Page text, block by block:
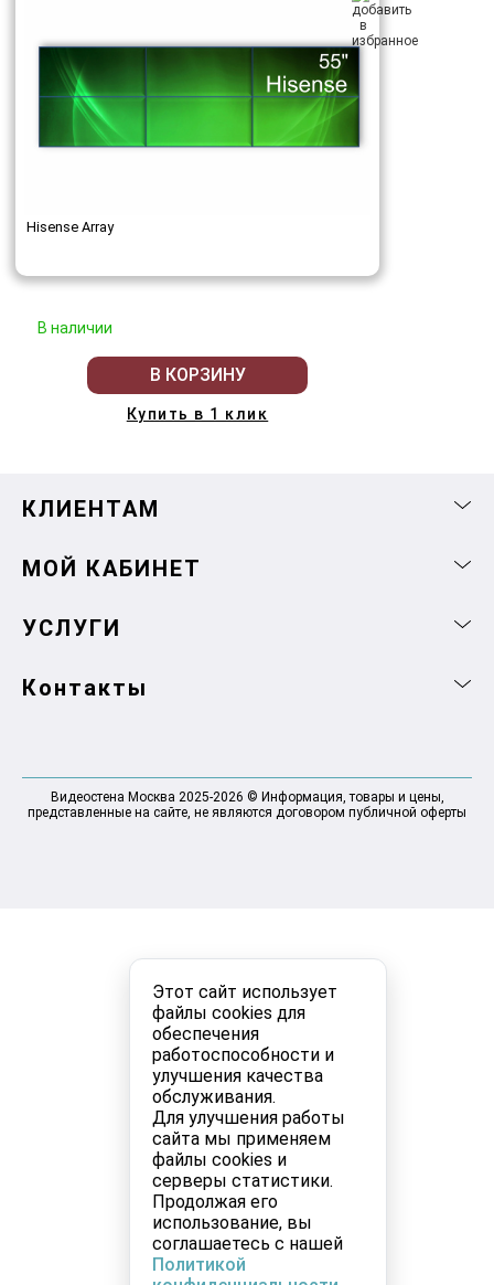
Этот сайт использует
файлы cookies для
обеспечения
работоспособности и
улучшения качества
обслуживания.
Для улучшения работы
сайта мы применяем
файлы cookies и
серверы статистики.
Продолжая его
использование, вы
соглашаетесь с нашей
Политикой
Hisense Array
В наличии
В КОРЗИНУ
Купить в 1 клик
КЛИЕНТАМ
МОЙ КАБИНЕТ
УСЛУГИ
Контакты
Видеостена Москва 2025-2026 © Информация, товары и цены,
представленные на сайте, не являются договором публичной оферты